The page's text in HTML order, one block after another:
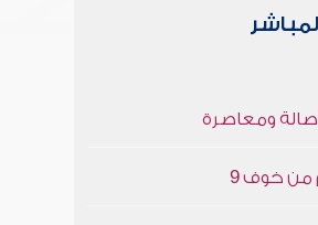
أصالة ومعاصرة
من خوف 9